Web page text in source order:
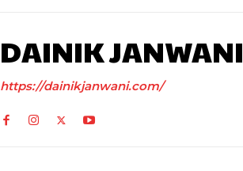
DAINIK JANWANI
https://dainikjanwani.com/